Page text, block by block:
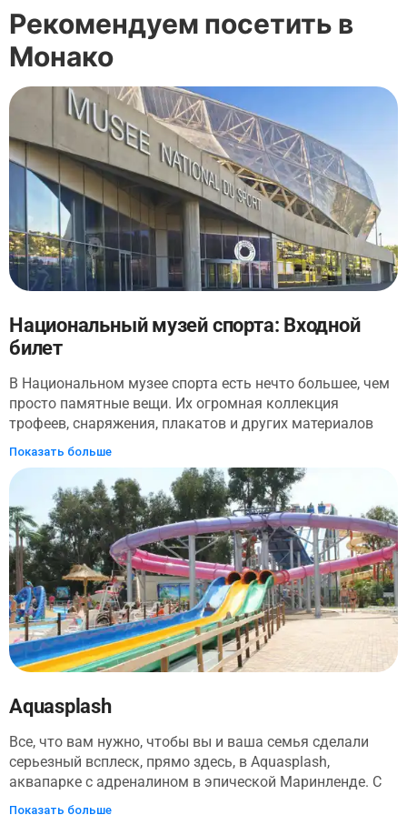
Рекомендуем посетить в
Монако
Национальный музей спорта: Входной
билет
В Национальном музее спорта есть нечто большее, чем
просто памятные вещи. Их огромная коллекция
трофеев, снаряжения, плакатов и других материалов
демонстрирует, как люди справляются с физическими
проблемами - некоторые из них относятся еще к XVI
веку. Посетители найдут катушки классических
моментов триумфа и даже картины. Обратите внимание
на велосипеды, которые существовали задолго до того,
как желтая майка была в обтяжку, классическая
машина Формулы-1 и парусная доска первого человека,
пересекшего Атлантический океан.
Показать больше
Aquasplash
Все, что вам нужно, чтобы вы и ваша семья сделали
серьезный всплеск, прямо здесь, в Aquasplash,
аквапарке с адреналином в эпической Маринленде. С
входными билетами на Aquasplash вы можете
Показать больше